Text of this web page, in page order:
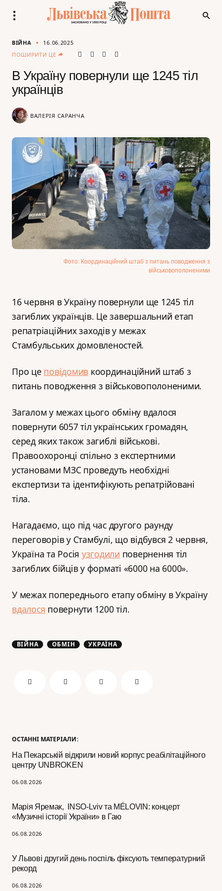
ОСТАННІ МАТЕРІАЛИ:
На Пекарській відкрили новий корпус реабілітаційного
центру UNBROKEN
06.08.2026
Марія Яремак, INSO-Lviv та MÉLOVIN: концерт
«Музичні історії України» в Гаю
06.08.2026
У Львові другий день поспіль фіксують температурний
рекорд
06.08.2026
ВІЙНА
16.06.2025
ПОШИРИТИ ЦЕ
В Україну повернули ще 1245 тіл
українців
ВАЛЕРІЯ САРАНЧА
Фото: Координаційний штаб з питань поводження з
військовополоненими
16 червня в Україну повернули ще 1245 тіл
загиблих українців. Це завершальний етап
репатріаційних заходів у межах
Стамбульських домовленостей.
Про це повідомив координаційний штаб з
питань поводження з військовополоненими.
Загалом у межах цього обміну вдалося
повернути 6057 тіл українських громадян,
серед яких також загиблі військові.
Правоохоронці спільно з експертними
установами МЗС проведуть необхідні
експертизи та ідентифікують репатрійовані
тіла.
Нагадаємо, що під час другого раунду
переговорів у Стамбулі, що відбувся 2 червня,
Україна та Росія узгодили повернення тіл
загиблих бійців у форматі «6000 на 6000».
У межах попереднього етапу обміну в Україну
вдалося повернути 1200 тіл.
ВІЙНА ОБМІН УКРАЇНА